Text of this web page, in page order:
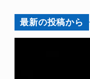
最新の投稿から